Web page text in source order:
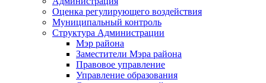
Оценка регулирующего воздействия
Муниципальный контроль
Структура Администрации
Мэр района
Заместители Мэра района
Правовое управление
Управление образования